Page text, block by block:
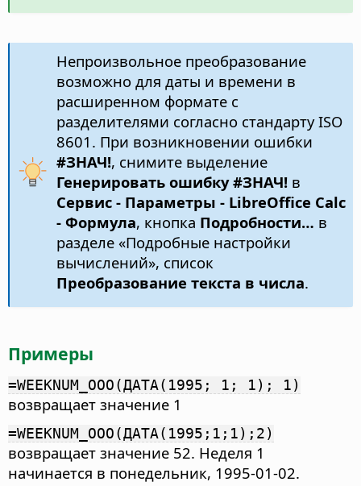
Непроизвольное преобразование
возможно для даты и времени в
расширенном формате с
разделителями согласно стандарту ISO
8601. При возникновении ошибки
#ЗНАЧ!, снимите выделение
Генерировать ошибку #ЗНАЧ!в
Сервис - Параметры - LibreOffice Calc
- Формула, кнопка Подробности… в
разделе «Подробные настройки
вычислений», список
Преобразование текста в числа.
Примеры
=WEEKNUM_OOO(ДАТА(1995; 1; 1); 1)
возвращает значение 1
=WEEKNUM_OOO(ДАТА(1995;1;1);2)
возвращает значение 52. Неделя 1
начинается в понедельник, 1995-01-02.